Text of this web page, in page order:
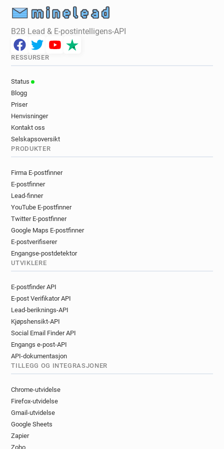
B2B Lead & E-postintelligens-API
RESSURSER
Status
Blogg
Priser
Henvisninger
Kontakt oss
Selskapsoversikt
PRODUKTER
Firma E-postfinner
E-postfinner
Lead-finner
YouTube E-postfinner
Twitter E-postfinner
Google Maps E-postfinner
E-postverifiserer
Engangse-postdetektor
UTVIKLERE
E-postfinder API
E-post Verifikator API
Lead-beriknings-API
Kjøpshensikt-API
Social Email Finder API
Engangs e-post-API
API-dokumentasjon
TILLEGG OG INTEGRASJONER
Chrome-utvidelse
Firefox-utvidelse
Gmail-utvidelse
Google Sheets
Zapier
Zoho